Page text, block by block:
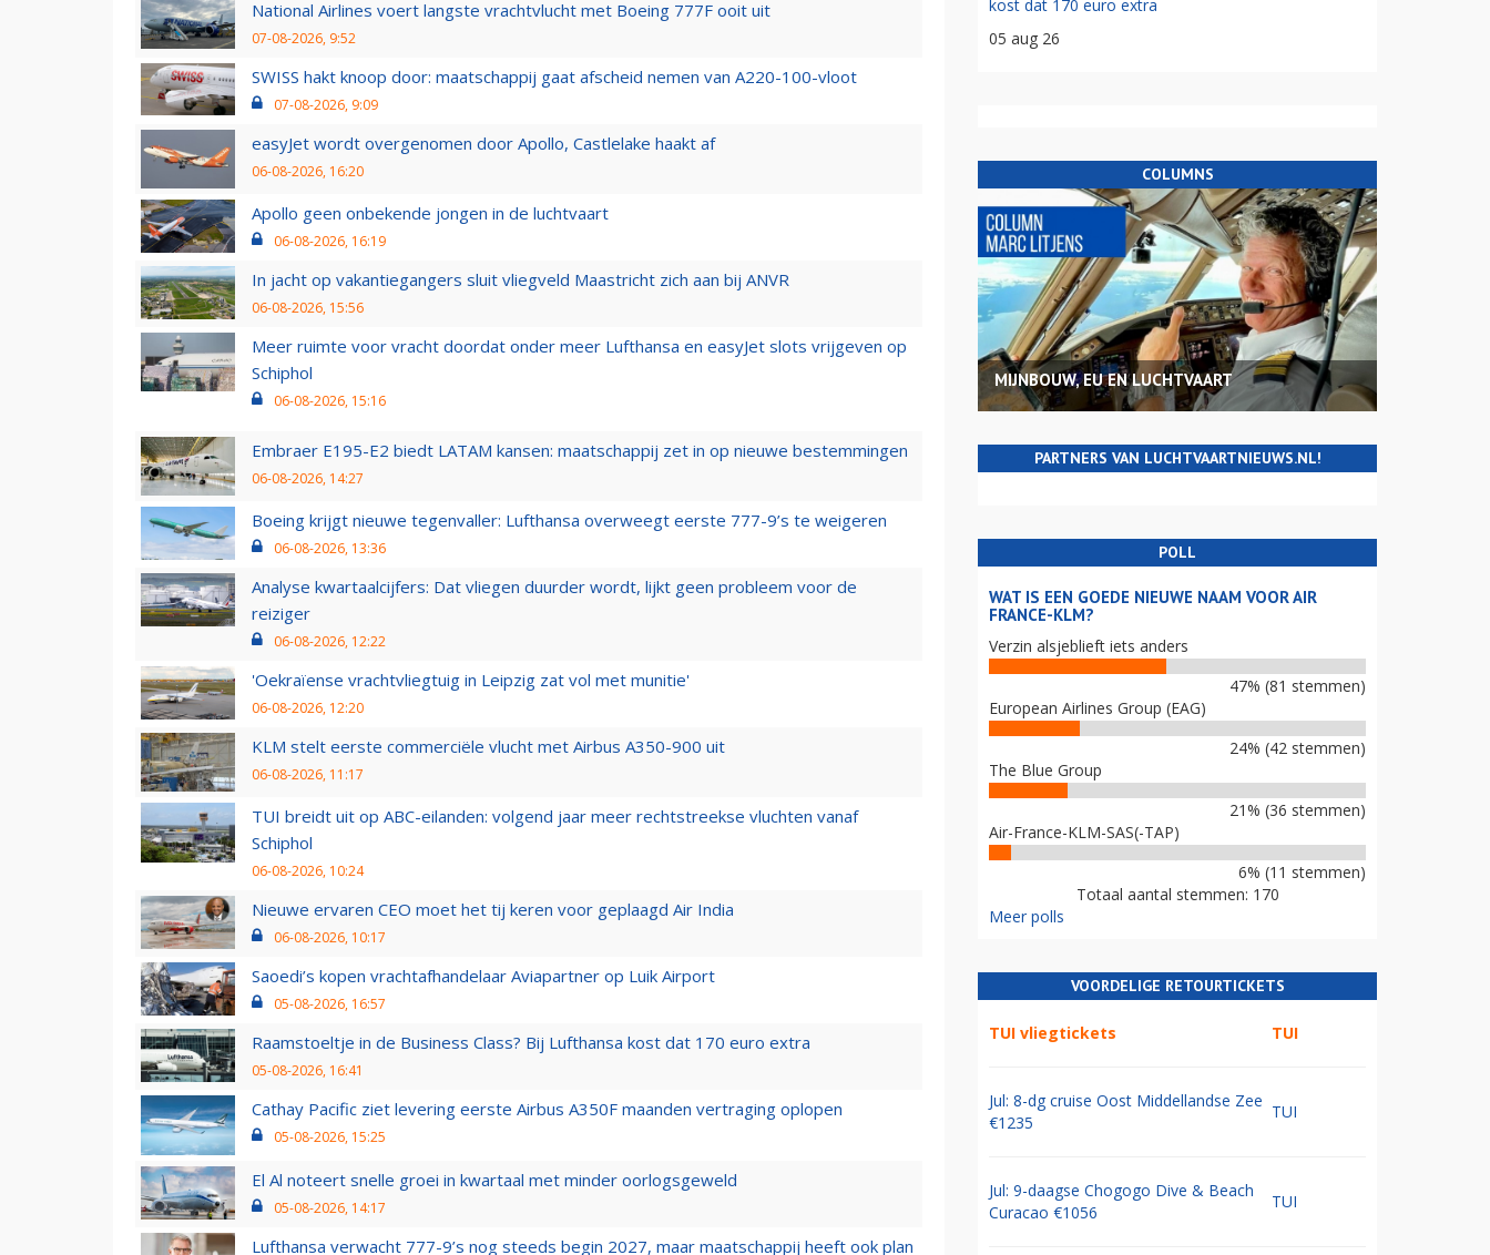
National Airlines voert langste vrachtvlucht met Boeing 777F ooit uit
07-08-2026, 9:52
SWISS hakt knoop door: maatschappij gaat afscheid nemen van A220-100-vloot
07-08-2026, 9:09
easyJet wordt overgenomen door Apollo, Castlelake haakt af
06-08-2026, 16:20
Apollo geen onbekende jongen in de luchtvaart
06-08-2026, 16:19
In jacht op vakantiegangers sluit vliegveld Maastricht zich aan bij ANVR
06-08-2026, 15:56
Meer ruimte voor vracht doordat onder meer Lufthansa en easyJet slots vrijgeven op
Schiphol
06-08-2026, 15:16
Embraer E195-E2 biedt LATAM kansen: maatschappij zet in op nieuwe bestemmingen
06-08-2026, 14:27
Boeing krijgt nieuwe tegenvaller: Lufthansa overweegt eerste 777-9’s te weigeren
06-08-2026, 13:36
Analyse kwartaalcijfers: Dat vliegen duurder wordt, lijkt geen probleem voor de
reiziger
06-08-2026, 12:22
'Oekraïense vrachtvliegtuig in Leipzig zat vol met munitie'
06-08-2026, 12:20
KLM stelt eerste commerciële vlucht met Airbus A350-900 uit
06-08-2026, 11:17
TUI breidt uit op ABC-eilanden: volgend jaar meer rechtstreekse vluchten vanaf
Schiphol
06-08-2026, 10:24
Nieuwe ervaren CEO moet het tij keren voor geplaagd Air India
06-08-2026, 10:17
Saoedi’s kopen vrachtafhandelaar Aviapartner op Luik Airport
05-08-2026, 16:57
Raamstoeltje in de Business Class? Bij Lufthansa kost dat 170 euro extra
05-08-2026, 16:41
Cathay Pacific ziet levering eerste Airbus A350F maanden vertraging oplopen
05-08-2026, 15:25
El Al noteert snelle groei in kwartaal met minder oorlogsgeweld
05-08-2026, 14:17
Lufthansa verwacht 777-9’s nog steeds begin 2027, maar maatschappij heeft ook plan
kost dat 170 euro extra
05 aug 26
COLUMNS
MIJNBOUW, EU EN LUCHTVAART
PARTNERS VAN LUCHTVAARTNIEUWS.NL!
POLL
WAT IS EEN GOEDE NIEUWE NAAM VOOR AIR
FRANCE-KLM?
Verzin alsjeblieft iets anders
47% (81 stemmen)
European Airlines Group (EAG)
24% (42 stemmen)
The Blue Group
21% (36 stemmen)
Air-France-KLM-SAS(-TAP)
6% (11 stemmen)
Totaal aantal stemmen: 170
Meer polls
VOORDELIGE RETOURTICKETS
TUI vliegtickets TUI
Jul: 8-dg cruise Oost Middellandse Zee
€1235
TUI
Jul: 9-daagse Chogogo Dive & Beach
Curacao €1056
TUI